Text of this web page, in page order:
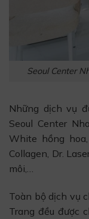
Seoul Center
Những dịch vụ
Seoul Center
White hồng
Collagen, Dr.
môi,…
Toàn bộ dịch vụ
Trang đều được